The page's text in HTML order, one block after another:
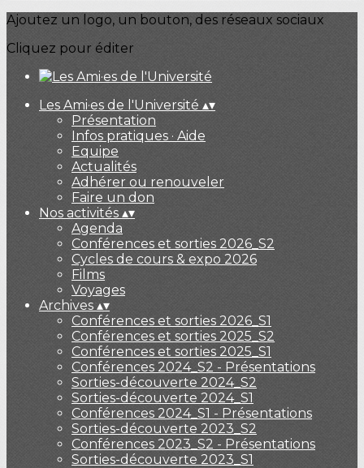
Ajoutez un logo, un bouton, des réseaux sociaux
Cliquez pour éditer
Les Ami·es de l'Université ▴▾
Présentation
Infos pratiques · Aide
Equipe
Actualités
Adhérer ou renouveler
Faire un don
Nos activités ▴▾
Agenda
Conférences et sorties 2026_S2
Cycles de cours & expo 2026
Films
Voyages
Archives ▴▾
Conférences et sorties 2026_S1
Conférences et sorties 2025_S2
Conférences et sorties 2025_S1
Conférences 2024_S2 - Présentations
Sorties-découverte 2024_S2
Sorties-découverte 2024_S1
Conférences 2024_S1 - Présentations
Sorties-découverte 2023_S2
Conférences 2023_S2 - Présentations
Sorties-découverte 2023_S1